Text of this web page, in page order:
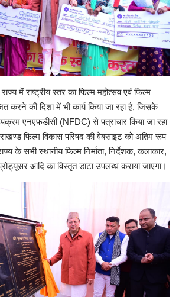
राज्य में राष्ट्रीय स्तर का फिल्म महोत्सव एवं फिल्म
करने की दिशा में भी कार्य किया जा रहा है, जिसके
एनएफडीसी (NFDC) से पत्राचार किया जा रहा
फिल्म विकास परिषद की वेबसाइट को अंतिम रूप
के सभी स्थानीय फिल्म निर्माता, निर्देशक, कलाकार,
आदि का विस्तृत डाटा उपलब्ध कराया जाएगा।